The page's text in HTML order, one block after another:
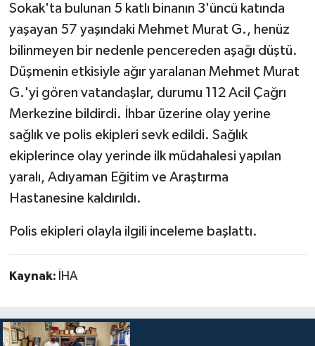
Sokak'ta bulunan 5 katlı binanın 3'üncü katında
yaşayan 57 yaşındaki Mehmet Murat G., henüz
bilinmeyen bir nedenle pencereden aşağı düştü.
Düşmenin etkisiyle ağır yaralanan Mehmet Murat
G.'yi gören vatandaşlar, durumu 112 Acil Çağrı
Merkezine bildirdi. İhbar üzerine olay yerine
sağlık ve polis ekipleri sevk edildi. Sağlık
ekiplerince olay yerinde ilk müdahalesi yapılan
yaralı, Adıyaman Eğitim ve Araştırma
Hastanesine kaldırıldı.
Polis ekipleri olayla ilgili inceleme başlattı.
Kaynak: İHA